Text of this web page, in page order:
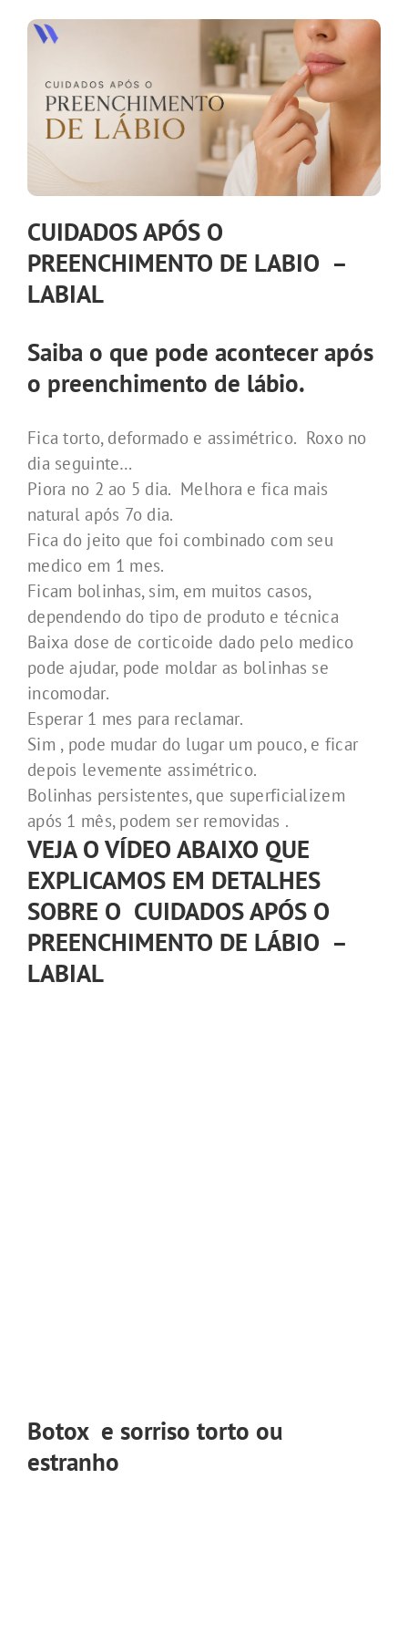
CUIDADOS APÓS O
PREENCHIMENTO DE LABIO –
LABIAL
Saiba o que pode acontecer após
o preenchimento de lábio.
Fica torto, deformado e assimétrico. Roxo no
dia seguinte…
Piora no 2 ao 5 dia. Melhora e fica mais
natural após 7o dia.
Fica do jeito que foi combinado com seu
medico em 1 mes.
Ficam bolinhas, sim, em muitos casos,
dependendo do tipo de produto e técnica
Baixa dose de corticoide dado pelo medico
pode ajudar, pode moldar as bolinhas se
incomodar.
Esperar 1 mes para reclamar.
Sim , pode mudar do lugar um pouco, e ficar
depois levemente assimétrico.
Bolinhas persistentes, que superficializem
após 1 mês, podem ser removidas .
VEJA O VÍDEO ABAIXO QUE
EXPLICAMOS EM DETALHES
SOBRE O CUIDADOS APÓS O
PREENCHIMENTO DE LÁBIO –
LABIAL
Botox e sorriso torto ou
estranho